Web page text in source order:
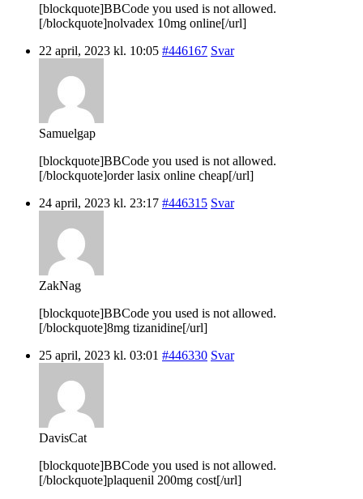
[blockquote]BBCode you used is not allowed.
[/blockquote]nolvadex 10mg online[/url]
22 april, 2023 kl. 10:05 #446167 Svar
Samuelgap
[blockquote]BBCode you used is not allowed.
[/blockquote]order lasix online cheap[/url]
24 april, 2023 kl. 23:17 #446315 Svar
ZakNag
[blockquote]BBCode you used is not allowed.
[/blockquote]8mg tizanidine[/url]
25 april, 2023 kl. 03:01 #446330 Svar
DavisCat
[blockquote]BBCode you used is not allowed.
[/blockquote]plaquenil 200mg cost[/url]